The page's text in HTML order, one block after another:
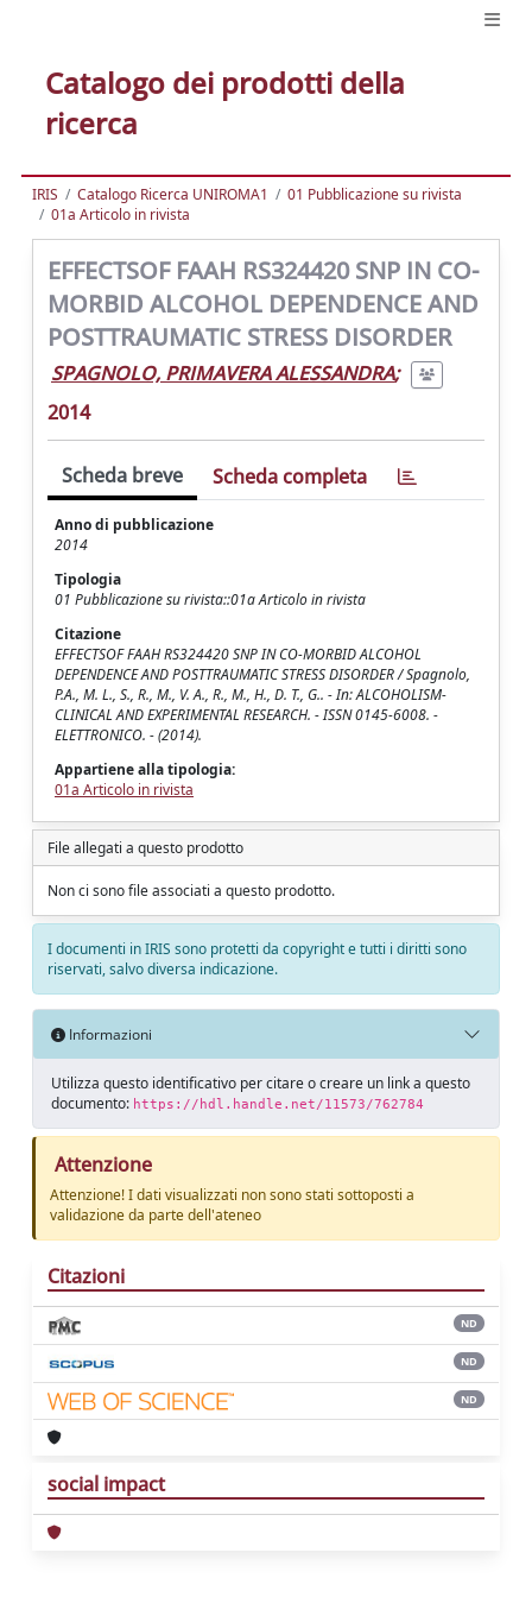
Catalogo dei prodotti della
ricerca
IRIS Catalogo Ricerca UNIROMA1
01 Pubblicazione su rivista
01a Articolo in rivista
EFFECTSOF FAAH RS324420 SNP IN CO-
MORBID ALCOHOL DEPENDENCE AND
POSTTRAUMATIC STRESS DISORDER
SPAGNOLO, PRIMAVERA ALESSANDRA;
2014
Scheda breve Scheda completa
Anno di pubblicazione
2014
Tipologia
01 Pubblicazione su rivista::01a Articolo in rivista
Citazione
EFFECTSOF FAAH RS324420 SNP IN CO-MORBID ALCOHOL
DEPENDENCE AND POSTTRAUMATIC STRESS DISORDER / Spagnolo,
P.A., M. L., S., R., M., V. A., R., M., H., D. T., G.. - In: ALCOHOLISM-
CLINICAL AND EXPERIMENTAL RESEARCH. - ISSN 0145-6008. -
ELETTRONICO. - (2014).
Appartiene alla tipologia:
01a Articolo in rivista
File allegati a questo prodotto
Non ci sono file associati a questo prodotto.
I documenti in IRIS sono protetti da copyright e tutti i diritti sono
riservati, salvo diversa indicazione.
Informazioni
Utilizza questo identificativo per citare o creare un link a questo
documento: https://hdl.handle.net/11573/762784
Attenzione
Attenzione! I dati visualizzati non sono stati sottoposti a
validazione da parte dell'ateneo
Citazioni
ND
ND
ND
social impact